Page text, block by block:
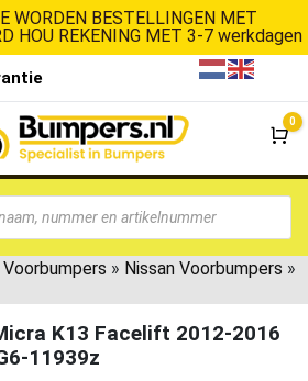
WORDEN BESTELLINGEN MET
HOU REKENING MET 3-7 werkdagen
De
0
Voorbumpers » Nissan Voorbumpers »
K13 Facelift 2012-2016
11939z